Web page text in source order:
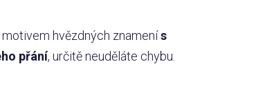
hvězdných znamenís
přání, určitě neuděláte chybu.